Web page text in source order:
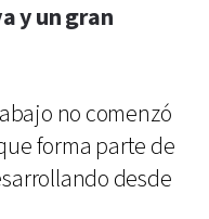
y un gran
no comenzó
forma parte de
desde